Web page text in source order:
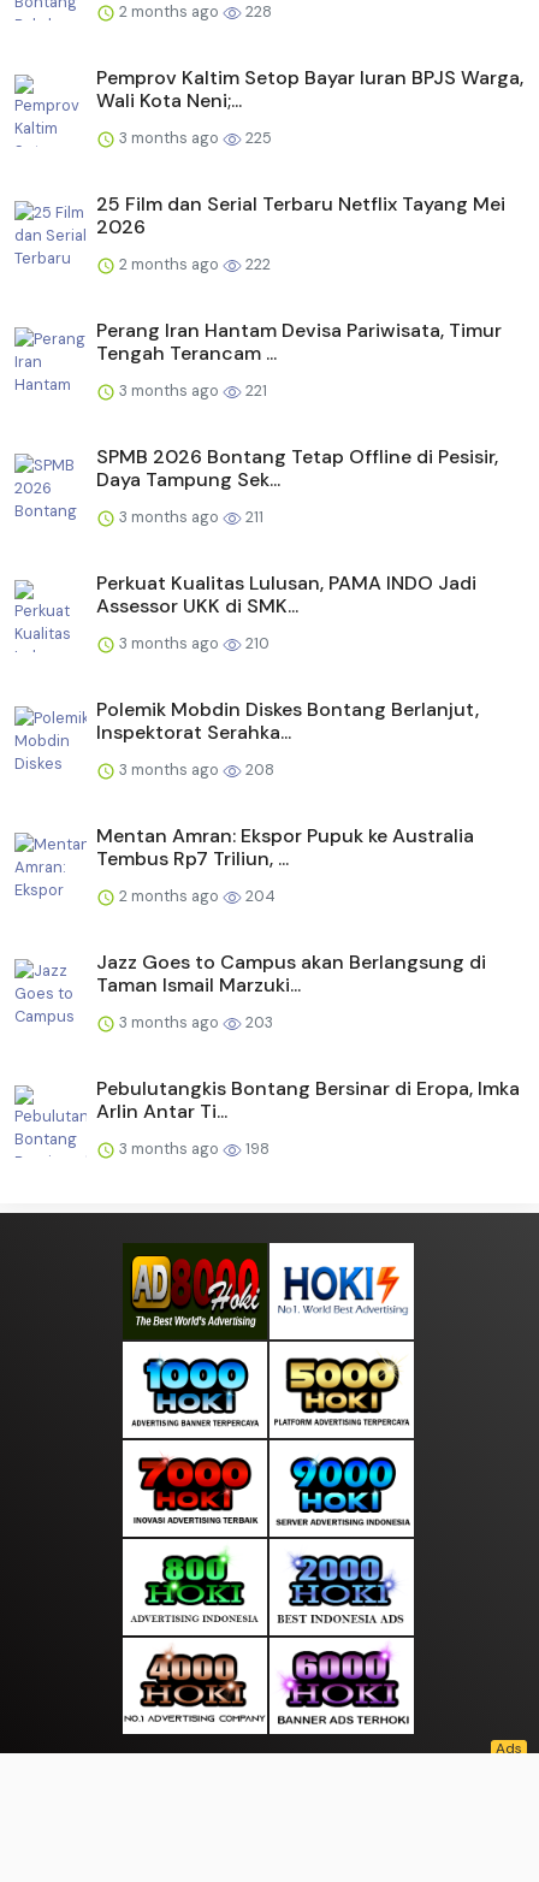
2 months ago 228
Pemprov Kaltim Setop Bayar Iuran BPJS Warga,
Wali Kota Neni;...
3 months ago 225
25 Film dan Serial Terbaru Netflix Tayang Mei
2026
2 months ago 222
Perang Iran Hantam Devisa Pariwisata, Timur
Tengah Terancam ...
3 months ago 221
SPMB 2026 Bontang Tetap Offline di Pesisir,
Daya Tampung Sek...
3 months ago 211
Perkuat Kualitas Lulusan, PAMA INDO Jadi
Assessor UKK di SMK...
3 months ago 210
Polemik Mobdin Diskes Bontang Berlanjut,
Inspektorat Serahka...
3 months ago 208
Mentan Amran: Ekspor Pupuk ke Australia
Tembus Rp7 Triliun, ...
2 months ago 204
Jazz Goes to Campus akan Berlangsung di
Taman Ismail Marzuki...
3 months ago 203
Pebulutangkis Bontang Bersinar di Eropa, Imka
Arlin Antar Ti...
3 months ago 198